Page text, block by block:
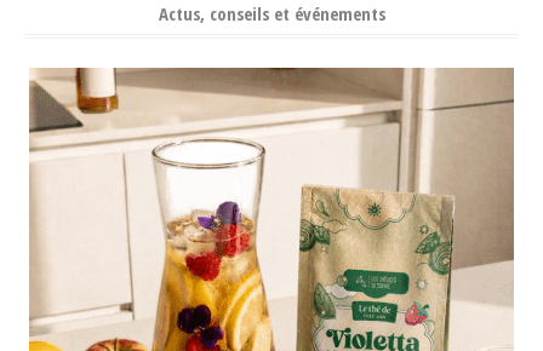
Actus, conseils et événements